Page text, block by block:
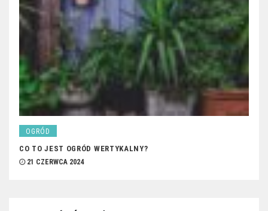
OGRÓD
CO TO JEST OGRÓD WERTYKALNY?
21 CZERWCA 2024